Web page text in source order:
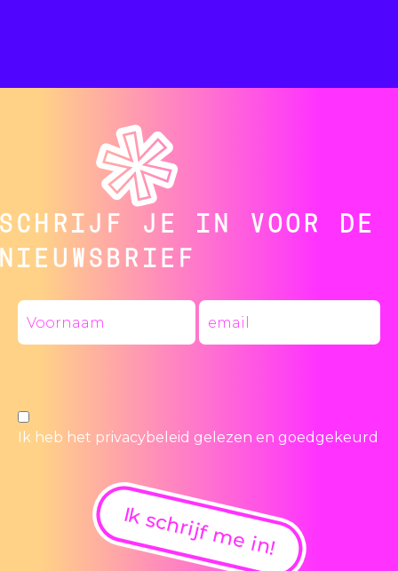
SCHRIJF JE IN VOOR DE
NIEUWSBRIEF
Ik heb het privacybeleid gelezen en goedgekeurd
Ik schrijf me in!